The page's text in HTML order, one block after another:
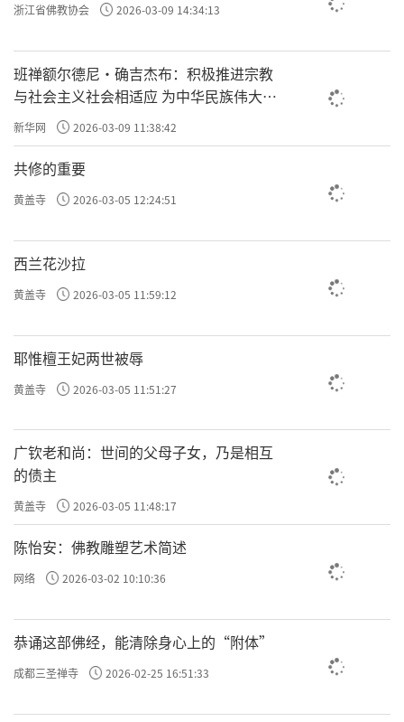
浙江省佛教协会 2026-03-09 14:34:13
班禅额尔德尼·确吉杰布：积极推进宗教
与社会主义社会相适应 为中华民族伟大复
兴贡献力量
新华网 2026-03-09 11:38:42
共修的重要
黄盖寺 2026-03-05 12:24:51
西兰花沙拉
黄盖寺 2026-03-05 11:59:12
耶惟檀王妃两世被辱
黄盖寺 2026-03-05 11:51:27
广钦老和尚：世间的父母子女，乃是相互
的债主
黄盖寺 2026-03-05 11:48:17
陈怡安：佛教雕塑艺术简述
网络 2026-03-02 10:10:36
恭诵这部佛经，能清除身心上的“附体”
成都三圣禅寺 2026-02-25 16:51:33